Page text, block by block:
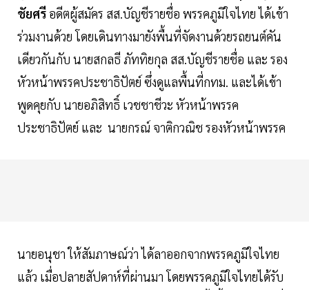
ชัยศรี อดีตผู้สมัคร สส.บัญชีรายชื่อ พรรคภูมิใจไทย ได้เข้า
ร่วมงานด้วย โดยเดินทางมายังพื้นที่จัดงานด้วยรถยนต์คัน
เดียวกันกับ นายสกลธี ภัททิยกุล สส.บัญชีรายชื่อ และ รอง
หัวหน้าพรรคประชาธิปัตย์ ซึ่งดูแลพื้นที่กทม. และได้เข้า
พูดคุยกับ นายอภิสิทธิ์ เวชชาชีวะ หัวหน้าพรรค
ประชาธิปัตย์ และ นายกรณ์ จาติกวณิช รองหัวหน้าพรรค
นายอนุชา ให้สัมภาษณ์ว่า ได้ลาออกจากพรรคภูมิใจไทย
แล้ว เมื่อปลายสัปดาห์ที่ผ่านมา โดยพรรคภูมิใจไทยได้รับ